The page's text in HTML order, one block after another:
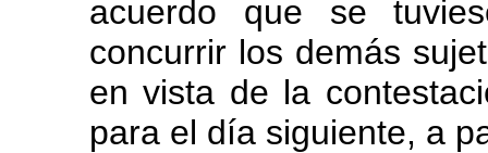
acuerdo que se
concurrir los demás
en vista de la
para el día siguiente, a